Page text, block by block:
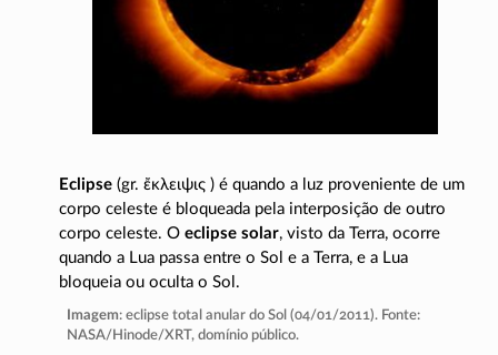
Eclipse(gr. ἔκλειψις ) é quando a luz proveniente de um
corpo celeste é bloqueada pela interposição de outro
corpo celeste. O eclipse solar, visto da Terra, ocorre
quando a Lua passa entre o Sol e a Terra, e a Lua
bloqueia ou oculta o Sol.
Imagem: eclipse total anular do Sol (04/01/2011). Fonte:
NASA/Hinode/XRT, domínio público.